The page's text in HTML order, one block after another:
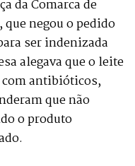
da Comarca de
negou o pedido
ser indenizada
alegava que o leite
antibióticos,
que não
o produto